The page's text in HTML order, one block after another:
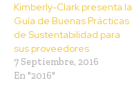
Kimberly-Clark presenta la
Guía de Buenas Prácticas
de Sustentabilidad para
sus proveedores
7 Septiembre, 2016
En "2016"